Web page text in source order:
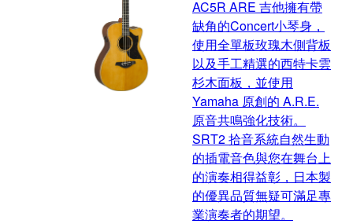
AC5R ARE 吉他擁有帶
缺角的Concert小琴身，
使用全單板玫瑰木側背板
以及手工精選的西特卡雲
杉木面板，並使用
Yamaha 原創的 A.R.E.
原音共鳴強化技術。
SRT2 拾音系統自然生動
的插電音色與您在舞台上
的演奏相得益彰，日本製
的優異品質無疑可滿足專
業演奏者的期望。